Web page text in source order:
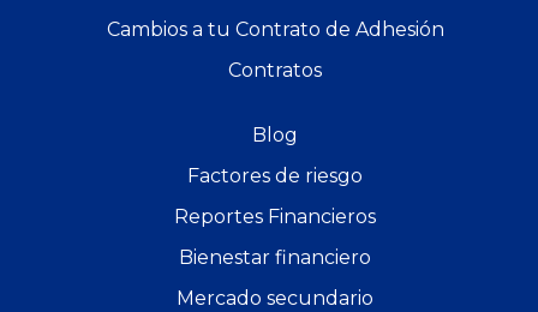
Cambios a tu Contrato de Adhesión
Contratos
Blog
Factores de riesgo
Reportes Financieros
Bienestar financiero
Mercado secundario